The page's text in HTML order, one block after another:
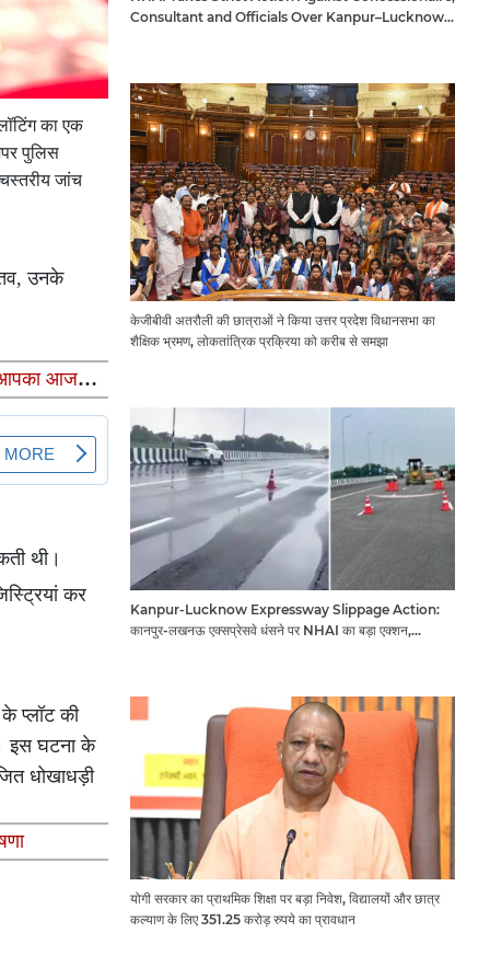
का एक
पुलिस
जांच
उनके
आज का
थी।
कर
के प्लॉट की
इस घटना के
धोखाधड़ी
Consultant and Officials Over Kanpur–Lucknow
केजीबीवी अतरौली की छात्राओं ने किया उत्तर प्रदेश विधानसभा का
शैक्षिक भ्रमण, लोकतांत्रिक प्रक्रिया को करीब से समझा
Kanpur-Lucknow Expressway Slippage Action:
कानपुर-लखनऊ एक्सप्रेसवे धंसने पर NHAI का बड़ा एक्शन,
योगी सरकार का प्राथमिक शिक्षा पर बड़ा निवेश, विद्यालयों और छात्र
कल्याण के लिए 351.25 करोड़ रुपये का प्रावधान